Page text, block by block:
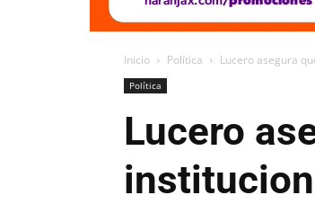
Inicio Política Lucero asegura
Política
Lucero